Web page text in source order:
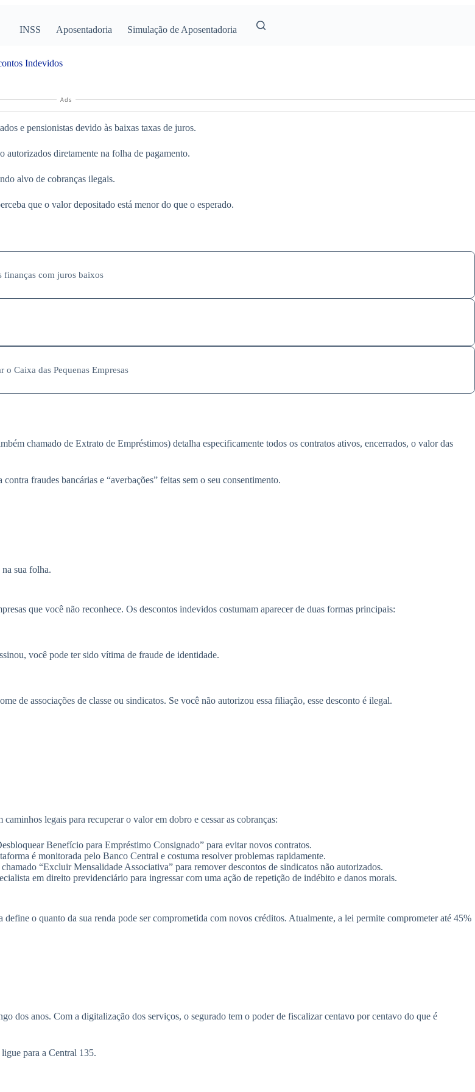
INSS Aposentadoria Simulação de Aposentadoria
Indevidos
Ads
e pensionistas devido às baixas taxas de juros.
autorizados diretamente na folha de pagamento.
alvo de cobranças ilegais.
que o valor depositado está menor do que o esperado.
finanças com juros baixos
Caixa das Pequenas Empresas
chamado de Extrato de Empréstimos) detalha especificamente todos os contratos ativos, encerrados, o valor das
fraudes bancárias e “averbações” feitas sem o seu consentimento.
sua folha.
que você não reconhece. Os descontos indevidos costumam aparecer de duas formas principais:
você pode ter sido vítima de fraude de identidade.
de associações de classe ou sindicatos. Se você não autorizou essa filiação, esse desconto é ilegal.
legais para recuperar o valor em dobro e cessar as cobranças:
Benefício para Empréstimo Consignado” para evitar novos contratos.
é monitorada pelo Banco Central e costuma resolver problemas rapidamente.
“Excluir Mensalidade Associativa” para remover descontos de sindicatos não autorizados.
em direito previdenciário para ingressar com uma ação de repetição de indébito e danos morais.
o quanto da sua renda pode ser comprometida com novos créditos. Atualmente, a lei permite comprometer até 45%
dos anos. Com a digitalização dos serviços, o segurado tem o poder de fiscalizar centavo por centavo do que é
para a Central 135.